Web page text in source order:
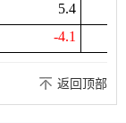
5.4
-4.1
返回顶部